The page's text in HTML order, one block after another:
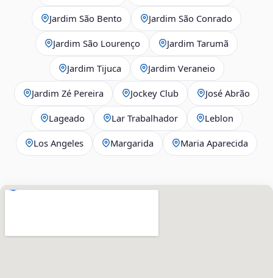
Jardim São Bento Jardim São Conrado
Jardim São Lourenço Jardim Tarumã
Jardim Tijuca Jardim Veraneio
Jardim Zé Pereira Jockey Club José Abrão
Lageado Lar Trabalhador Leblon
Los Angeles Margarida Maria Aparecida